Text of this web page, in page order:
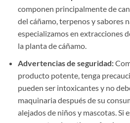
componen principalmente de
del cáñamo, terpenos y sabores
especializamos en extracciones
la planta de cáñamo.
Advertencias de seguridad:
producto potente, tenga
pueden ser intoxicantes y no
maquinaria después de su
alejados de niños y mascotas. Si